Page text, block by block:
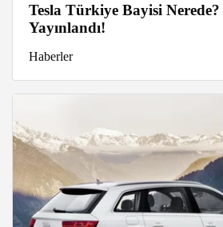
Tesla Türkiye Bayisi
Yayınlandı!
Haberler